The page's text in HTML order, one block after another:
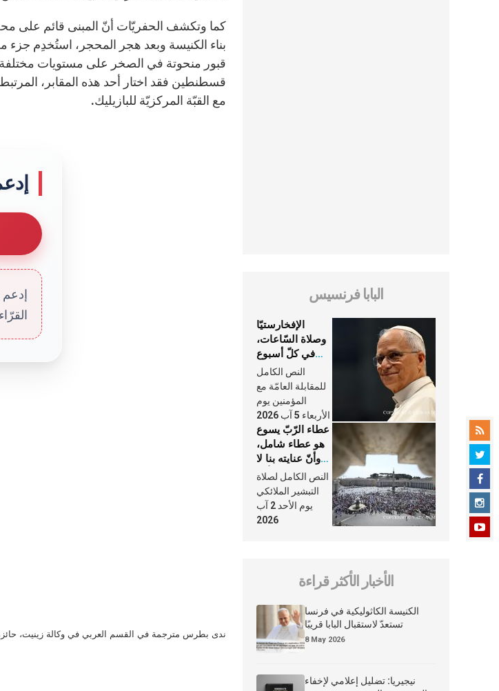
كما وتكشف الحفريّات أنّ المبنى قائم على
بناء الكنيسة وبعد هجر المحجر، استُخدِم
قبور منحوتة في الصخر على مستويات
قسطنطين فقد اختار أحد هذه المقابر،
مع القبّة المركزيّة للبازيليك.
ندى بطرس مترجمة في القسم العربي في وكالة زينيت،
البابا فرنسيس
الإفخارستيّا
وصلاة السّاعات،
في كلّ أسبوع
وكلّ يوم، هما
النَّفَس في حياة
الكنيسة
النص الكامل
للمقابلة العامّة مع
المؤمنين يوم
الأربعاء 5 آب 2026
عطاء الرّبّ يسوع
هو عطاء شامل،
وأنّ عنايته بنا لا
تغيب عنّا أبدًا
النص الكامل لصلاة
التبشير الملائكي
يوم الأحد 2 آب
2026
الأخبار الأكثر قراءة
الكنيسة الكاثوليكية في فرنسا
تستعدّ لاستقبال البابا قريبًا
8 May 2026
نيجيريا: تضليل إعلامي لإخفاء